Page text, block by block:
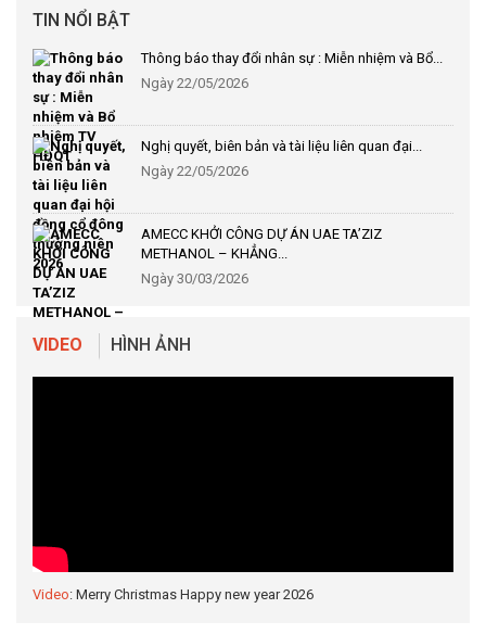
TIN NỔI BẬT
Thông báo thay đổi nhân sự : Miễn nhiệm và Bổ...
Ngày 22/05/2026
Nghị quyết, biên bản và tài liệu liên quan đại...
Ngày 22/05/2026
AMECC KHỞI CÔNG DỰ ÁN UAE TA’ZIZ
METHANOL – KHẲNG...
Ngày 30/03/2026
VIDEO HÌNH ẢNH
Video: Merry Christmas Happy new year 2026